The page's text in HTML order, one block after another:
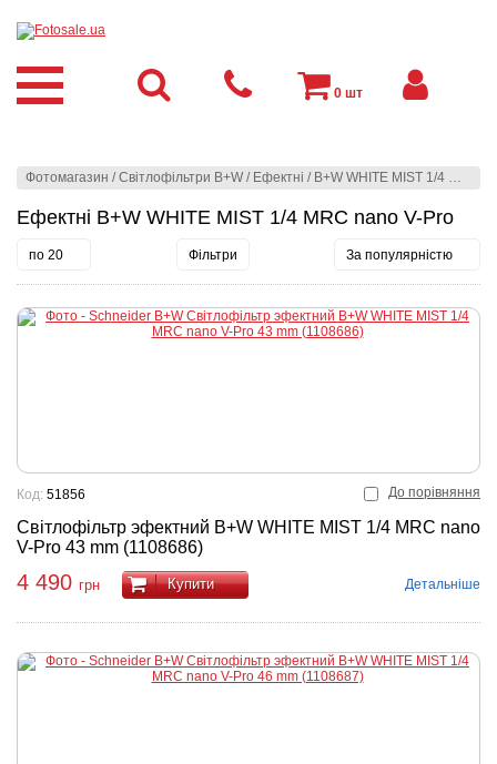
Фотомагазин /Світлофільтри B+W / Ефектні / B+W WHITE MIST 1/4 MRC nano V-Pro
Ефектні B+W WHITE MIST 1/4 MRC nano V-Pro
по 20 Фільтри За популярністю
До порівняння
Світлофільтр эфектний B+W WHITE MIST 1/4 MRC nano
V-Pro 43 mm (1108686)
Код: 51856
4 490 грн Купити Детальніше
0 шт